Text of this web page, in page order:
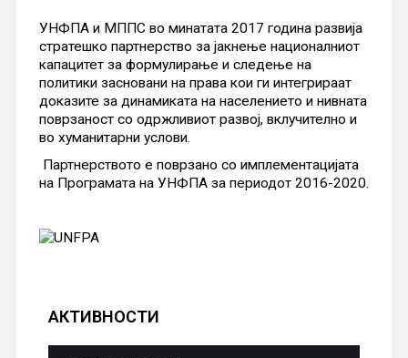
УНФПА и МППС во минатата 2017 година развија
стратешко партнерство за јакнење националниот
капацитет за формулирање и следење на
политики засновани на права кои ги интегрираат
доказите за динамиката на населението и нивната
поврзаност со одржливиот развој, вклучително и
во хуманитарни услови.
Партнерството е поврзано со имплементацијата
на Програмата на УНФПА за периодот 2016-2020.
АКТИВНОСТИ